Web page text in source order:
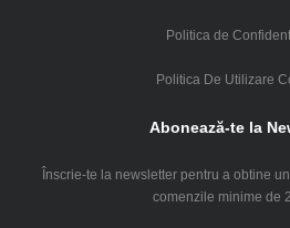
Politica de
Politica De Utilizare
Abonează-te la
Înscrie-te la newsletter pentru a obtine
comenzile minime de